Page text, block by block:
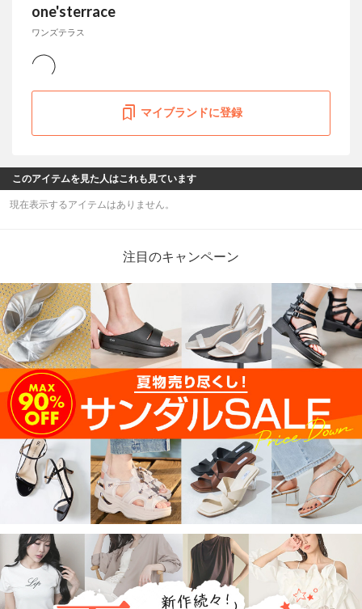
one'sterrace
ワンズテラス
マイブランドに登録
このアイテムを見た人はこれも見ています
現在表示するアイテムはありません。
注目のキャンペーン